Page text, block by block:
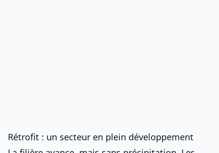
Rétrofit : un secteur en plein développement